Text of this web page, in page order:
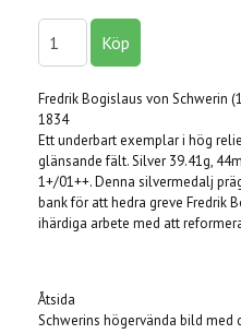
Fredrik Bogislaus von Schwerin
1834
Ett underbart exemplar i hög
glänsande fält. Silver 39.41g,
1+/01++. Denna silvermedalj
bank för att hedra greve Fredrik
ihärdiga arbete med att
Åtsida
Schwerins högervända bild med